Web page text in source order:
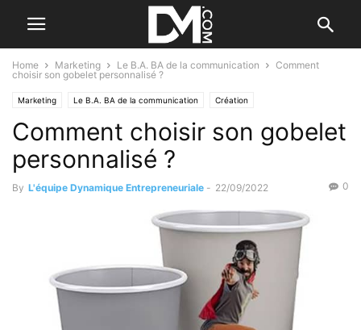
Home Marketing Le B.A. BA de la communication
Comment
choisir son gobelet personnalisé ?
Marketing Le B.A. BA de la communication Création
Par qui se faire aider ?
Comment choisir son gobelet
personnalisé ?
By L'équipe Dynamique Entrepreneuriale - 22/09/2022 0